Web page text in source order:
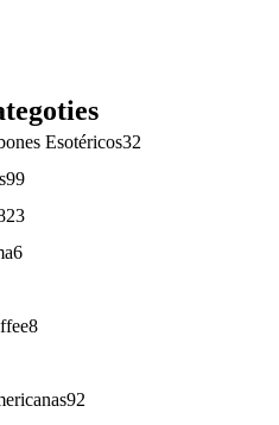
Esotéricos32
99
6
8
92